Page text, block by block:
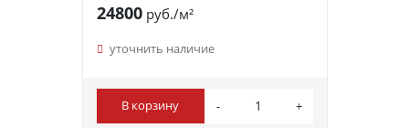
24800руб./м²
уточнить наличие
В корзину